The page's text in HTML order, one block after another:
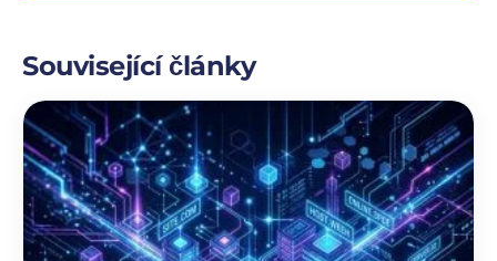
Související články